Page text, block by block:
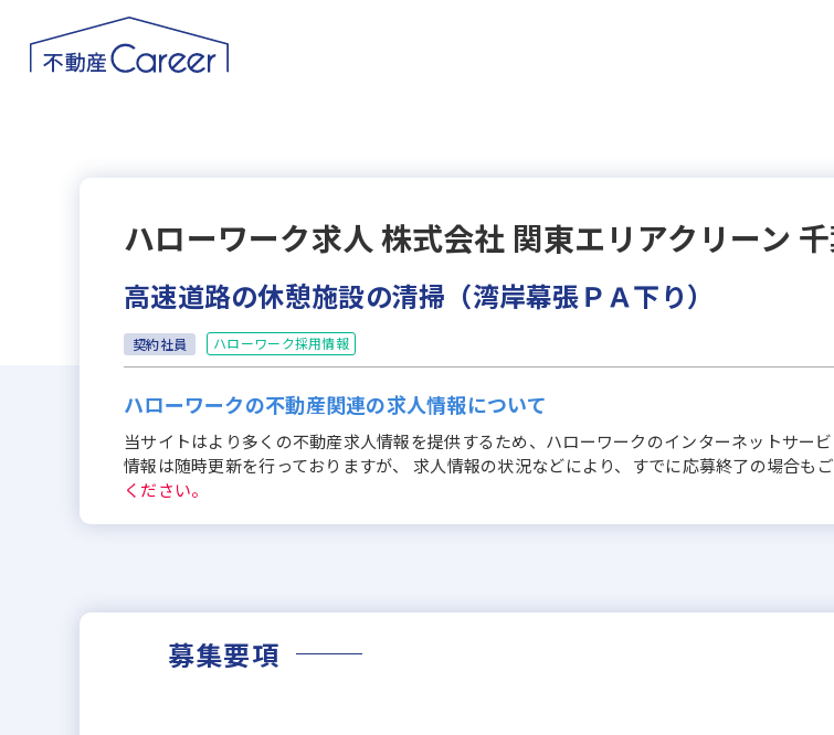
ハローワーク求人株式会社 関東エリアクリーン
高速道路の休憩施設の清掃（湾岸幕張ＰＡ下り）
契約社員 ハローワーク採用情報
ハローワークの不動産関連の求人情報について
当サイトはより多くの不動産求人情報を提供するため、ハローワークのインターネットサー
情報は随時更新を行っておりますが、 求人情報の状況などにより、すでに応募終了の場合もご
ください。
募集要項